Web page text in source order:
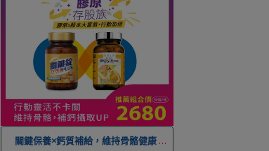
作天出貨，出貨後物流預計1-3個工作天
送達。
關鍵保養×鈣質補給，維持骨骼健康